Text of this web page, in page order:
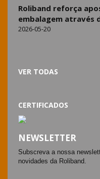
Roliband reforça
embalagem através
2026-05-20
VER TODAS
CERTIFICADOS
NEWSLETTER
Subscreva a nossa
novidades da Roliband.